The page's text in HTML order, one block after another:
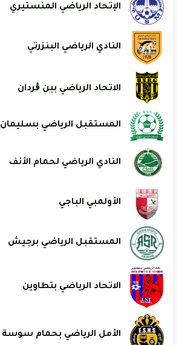
الإتحاد الرياضي المنستيري
النادي الرياضي البنزرتي
الاتحاد الرياضي ببن ڨردان
المستقبل الرياضي بسليمان
النادي الرياضي لحمام الأنف
الأولمبي الباجي
المستقبل الرياضي برجيش
الاتحاد الرياضي بتطاوين
الأمل الرياضي بحمام سوسة